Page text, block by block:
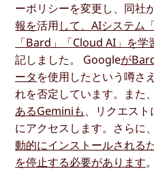
ーポリシーを変更し、同社
報を活用して、AIシステム
「Bard」「Cloud AI」を
記しました。 Googleが
ータを使用したという噂さ
れを否定しています。また
あるGeminiも、リクエス
にアクセスします。さらに、
動的にインストールされる
を停止する必要があります。